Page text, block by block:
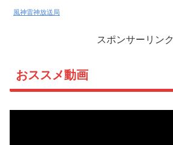
風神雷神放送局
スポンサーリンク
おススメ動画